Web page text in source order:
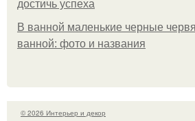
достичь успеха
В ванной маленькие черные
ванной: фото и названия
© 2026 Интерьер и декор